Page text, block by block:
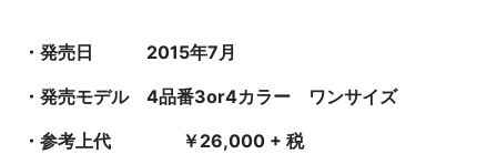
・発売日 2015年7月
・発売モデル 4品番3or4カラー ワンサイズ
・参考上代 ￥26,000 + 税